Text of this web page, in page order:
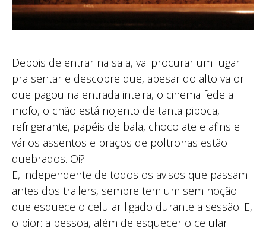
Depois de entrar na sala, vai procurar um lugar
pra sentar e descobre que, apesar do alto valor
que pagou na entrada inteira, o cinema fede a
mofo, o chão está nojento de tanta pipoca,
refrigerante, papéis de bala, chocolate e afins e
vários assentos e braços de poltronas estão
quebrados. Oi?
E, independente de todos os avisos que passam
antes dos trailers, sempre tem um sem noção
que esquece o celular ligado durante a sessão. E,
o pior: a pessoa, além de esquecer o celular